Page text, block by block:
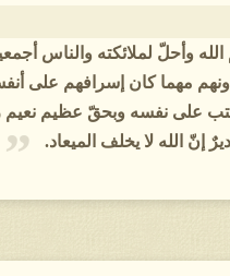
الله وأحلّ لملائكته والناس
مهما كان إسرافهم على
كتب على نفسه وبحقّ عظيم
الله لا يخلف الميعاد.